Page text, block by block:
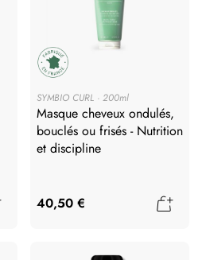
Ajouter au panier
SYMBIO CURL 200ml
Masque cheveux ondulés,
bouclés ou frisés - Nutrition
et discipline
40,50 €